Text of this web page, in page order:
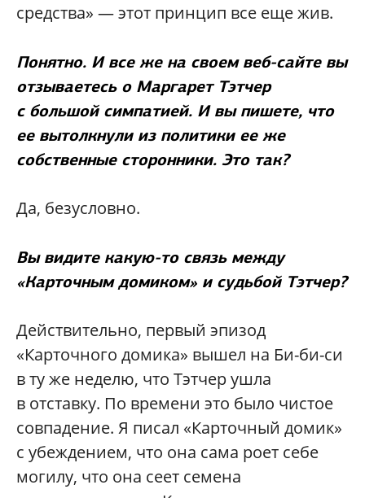
средства» — этот принцип все еще жив.
Понятно. И все же на своем веб-сайте вы
отзываетесь о Маргарет Тэтчер
с большой симпатией. И вы пишете, что
ее вытолкнули из политики ее же
собственные сторонники. Это так?
Да, безусловно.
Вы видите какую-то связь между
«Карточным домиком» и судьбой Тэтчер?
Действительно, первый эпизод
«Карточного домика» вышел на Би-би-си
в ту же неделю, что Тэтчер ушла
в отставку. По времени это было чистое
совпадение. Я писал «Карточный домик»
с убеждением, что она сама роет себе
могилу, что она сеет семена